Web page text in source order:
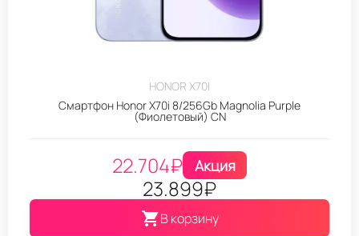
HONOR X70I
Смартфон Honor X70i 8/256Gb Magnolia Purple
(Фиолетовый) CN
22.704₽ Акция
23.899₽
В корзину